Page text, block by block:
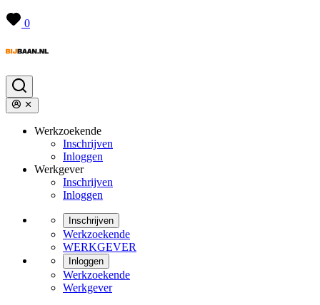
0
Werkzoekende
Inschrijven
Inloggen
Werkgever
Inschrijven
Inloggen
Inschrijven
Werkzoekende
WERKGEVER
Inloggen
Werkzoekende
Werkgever